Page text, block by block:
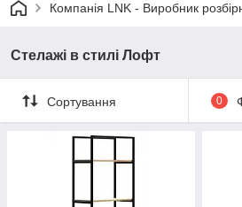
Компанія LNK - Виробник
Стелажі в стилі Лофт
Сортування 0